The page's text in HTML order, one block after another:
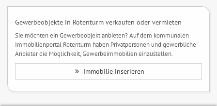
Gewerbeobjekte in Rotenturm verkaufen oder vermieten
Sie möchten ein Gewerbeobjekt anbieten? Auf dem kommunalen
Immobilienportal Rotenturm haben Privatpersonen und gewerbliche
Anbieter die Möglichkeit, Gewerbeimmobilien einzustellen.
Immobilie inserieren